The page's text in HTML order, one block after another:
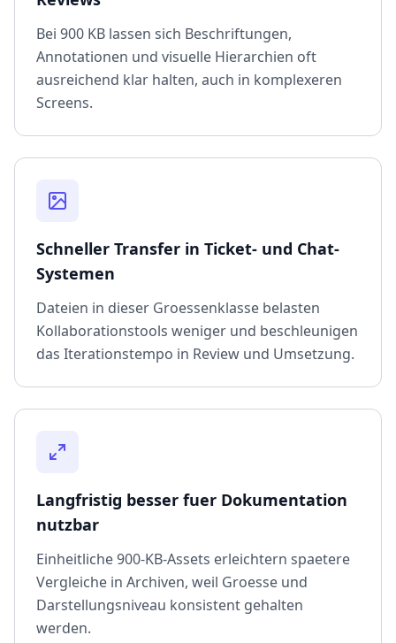
Bei 900 KB lassen sich Beschriftungen,
Annotationen und visuelle Hierarchien oft
ausreichend klar halten, auch in komplexeren
Screens.
Schneller Transfer in Ticket- und Chat-
Systemen
Dateien in dieser Groessenklasse belasten
Kollaborationstools weniger und beschleunigen
das Iterationstempo in Review und Umsetzung.
Langfristig besser fuer Dokumentation
nutzbar
Einheitliche 900-KB-Assets erleichtern spaetere
Vergleiche in Archiven, weil Groesse und
Darstellungsniveau konsistent gehalten
werden.